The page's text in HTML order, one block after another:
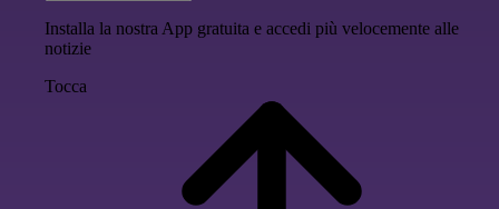
Installa la nostra App gratuita e accedi più velocemente alle
notizie
Tocca